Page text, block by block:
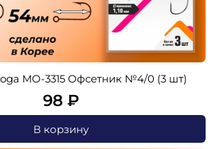
MO-3315 Офсетник №4/0 (3 шт)
98 ₽
В корзину